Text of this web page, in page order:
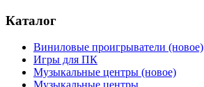
Каталог
Виниловые проигрыватели (новое)
Игры для ПК
Музыкальные центры (новое)